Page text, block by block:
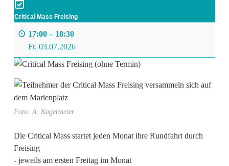
Critical Mass Freising
17:00 – 18:30
Fr. 03.07.2026
Foto: A. Kagermeier
Die Critical Mass startet jeden Monat ihre Rundfahrt durch
Freising
- jeweils am ersten Freitag im Monat